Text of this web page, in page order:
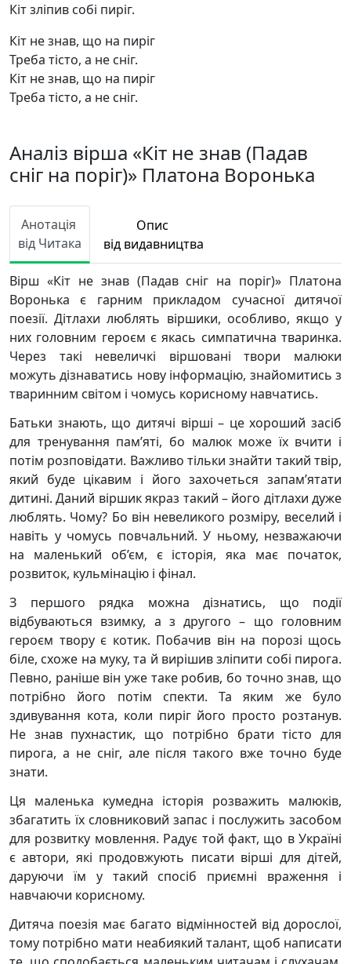
Кіт зліпив собі пиріг.
Кіт не знав, що на пиріг
Треба тісто, а не сніг.
Кіт не знав, що на пиріг
Треба тісто, а не сніг.
Аналіз вірша «Кіт не знав (Падав
сніг на поріг)» Платона Воронька
Анотація
від Читака
Опис
від видавництва
Вірш «Кіт не знав (Падав сніг на поріг)» Платона
Воронька є гарним прикладом сучасної дитячої
поезії. Дітлахи люблять віршики, особливо, якщо у
них головним героєм є якась симпатична тваринка.
Через такі невеличкі віршовані твори малюки
можуть дізнаватись нову інформацію, знайомитись з
тваринним світом і чомусь корисному навчатись.
Батьки знають, що дитячі вірші – це хороший засіб
для тренування пам’яті, бо малюк може їх вчити і
потім розповідати. Важливо тільки знайти такий твір,
який буде цікавим і його захочеться запам’ятати
дитині. Даний віршик якраз такий – його дітлахи дуже
люблять. Чому? Бо він невеликого розміру, веселий і
навіть у чомусь повчальний. У ньому, незважаючи
на маленький об’єм, є історія, яка має початок,
розвиток, кульмінацію і фінал.
З першого рядка можна дізнатись, що події
відбуваються взимку, а з другого – що головним
героєм твору є котик. Побачив він на порозі щось
біле, схоже на муку, та й вирішив зліпити собі пирога.
Певно, раніше він уже таке робив, бо точно знав, що
потрібно його потім спекти. Та яким же було
здивування кота, коли пиріг його просто розтанув.
Не знав пухнастик, що потрібно брати тісто для
пирога, а не сніг, але після такого вже точно буде
знати.
Ця маленька кумедна історія розважить малюків,
збагатить їх словниковий запас і послужить засобом
для розвитку мовлення. Радує той факт, що в Україні
є автори, які продовжують писати вірші для дітей,
даруючи їм у такий спосіб приємні враження і
навчаючи корисному.
Дитяча поезія має багато відмінностей від дорослої,
тому потрібно мати неабиякий талант, щоб написати